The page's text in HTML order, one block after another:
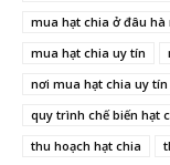
mua hạt chia ở đâu hà
mua hạt chia uy tín
nơi mua hạt chia uy tín
quy trình chế biến hạt
thu hoạch hạt chia